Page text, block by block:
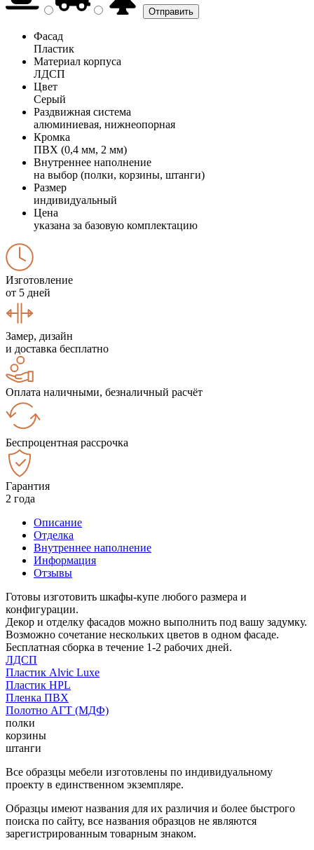
Фасад
Пластик
Материал корпуса
ЛДСП
Цвет
Серый
Раздвижная система
алюминиевая, нижнеопорная
Кромка
ПВХ (0,4 мм, 2 мм)
Внутреннее наполнение
на выбор (полки, корзины, штанги)
Размер
индивидуальный
Цена
указана за базовую комплектацию
Изготовление
от 5 дней
Замер, дизайн
и доставка бесплатно
Оплата наличными, безналичный расчёт
Беспроцентная рассрочка
Гарантия
2 года
Описание
Отделка
Внутреннее наполнение
Информация
Отзывы
Готовы изготовить шкафы-купе любого размера и
конфигурации.
Декор и отделку фасадов можно выполнить под вашу задумку.
Возможно сочетание нескольких цветов в одном фасаде.
Бесплатная сборка в течение 1-2 рабочих дней.
ЛДСП
Пластик Alvic Luxe
Пластик HPL
Пленка ПВХ
Полотно АГТ (МДФ)
полки
корзины
штанги
Все образцы мебели изготовлены по индивидуальному
проекту в единственном экземпляре.
Образцы имеют названия для их различия и более быстрого
поиска по сайту, все названия образцов не являются
зарегистрированным товарным знаком.